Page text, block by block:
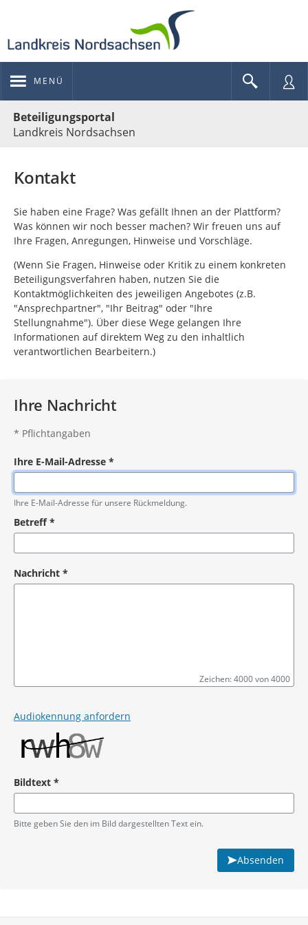
MENÜ
Beteiligungsportal
Landkreis Nordsachsen
Kontakt
Sie haben eine Frage? Was gefällt Ihnen an der Plattform?
Was können wir noch besser machen? Wir freuen uns auf
Ihre Fragen, Anregungen, Hinweise und Vorschläge.
(Wenn Sie Fragen, Hinweise oder Kritik zu einem konkreten
Beteiligungsverfahren haben, nutzen Sie die
Kontaktmöglichkeiten des jeweiligen Angebotes (z.B.
"Ansprechpartner", "Ihr Beitrag" oder "Ihre
Stellungnahme"). Über diese Wege gelangen Ihre
Informationen auf direktem Weg zu den inhaltlich
verantwortlichen Bearbeitern.)
Ihre Nachricht
* Pflichtangaben
Ihre E-Mail-Adresse *
Pflichtangabe
Ihre E-Mail-Adresse für unsere Rückmeldung.
Betreff*
Nachricht *
Zeichen: 4000 von 4000
Audiokennung anfordern
Bildtext *
Pflichtangabe
Bitte geben Sie den im Bild dargestellten Text ein.
Absenden